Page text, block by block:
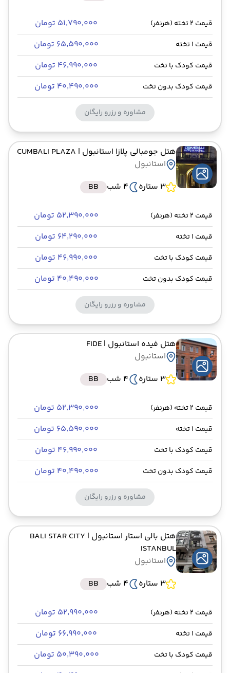
قیمت 2 تخته (هرنفر) ۵۱٬۷۹۰٬۰۰۰ تومان
قیمت 1 تخته ۶۵٬۵۹۰٬۰۰۰ تومان
قیمت کودک با تخت ۴۶٬۹۹۰٬۰۰۰ تومان
قیمت کودک بدون تخت ۴۰٬۴۹۰٬۰۰۰ تومان
مشاوره و رزرو رایگان
هتل جومبالی پلازا استانبول | CUMBALI PLAZA
استانبول
3 ستاره
4 شب BB
قیمت 2 تخته (هرنفر) ۵۲٬۳۹۰٬۰۰۰ تومان
قیمت 1 تخته ۶۴٬۲۹۰٬۰۰۰ تومان
قیمت کودک با تخت ۴۶٬۹۹۰٬۰۰۰ تومان
قیمت کودک بدون تخت ۴۰٬۴۹۰٬۰۰۰ تومان
مشاوره و رزرو رایگان
هتل فیده استانبول | FIDE
استانبول
3 ستاره
4 شب BB
قیمت 2 تخته (هرنفر) ۵۲٬۳۹۰٬۰۰۰ تومان
قیمت 1 تخته ۶۵٬۵۹۰٬۰۰۰ تومان
قیمت کودک با تخت ۴۶٬۹۹۰٬۰۰۰ تومان
قیمت کودک بدون تخت ۴۰٬۴۹۰٬۰۰۰ تومان
مشاوره و رزرو رایگان
هتل بالی استار استانبول | BALI STAR CITY
ISTANBUL
استانبول
3 ستاره
4 شب BB
قیمت 2 تخته (هرنفر) ۵۲٬۹۹۰٬۰۰۰ تومان
قیمت 1 تخته ۶۶٬۹۹۰٬۰۰۰ تومان
قیمت کودک با تخت ۵۰٬۳۹۰٬۰۰۰ تومان